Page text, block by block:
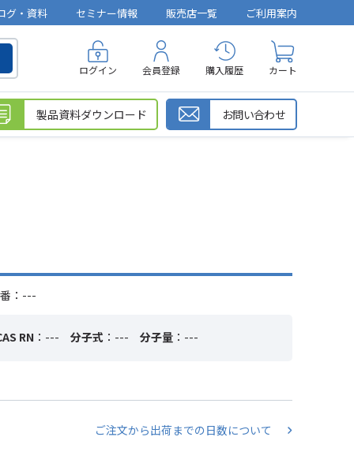
グ・資料 セミナー情報 販売店一覧 ご利用案内
ログイン 会員登録 購入履歴 カート
製品資料ダウンロード お問い合わせ
：---
RN ：--- 分子式 ：--- 分子量 ：---
ご注文から出荷までの日数について